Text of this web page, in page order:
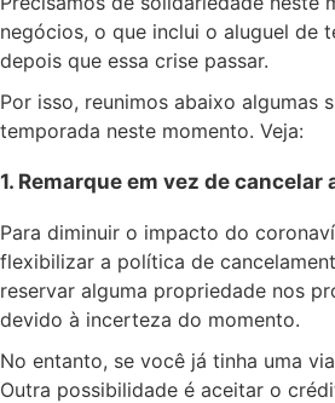
negócios, o que inclui o aluguel de
depois que essa crise passar.
Por isso, reunimos abaixo algumas
temporada neste momento. Veja:
1. Remarque em vez de cancelar
Para diminuir o impacto do
flexibilizar a política de
reservar alguma propriedade nos
devido à incerteza do momento.
No entanto, se você já tinha uma
Outra possibilidade é aceitar o